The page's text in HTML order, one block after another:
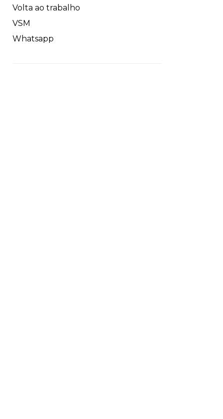
Volta ao trabalho
VSM
Whatsapp